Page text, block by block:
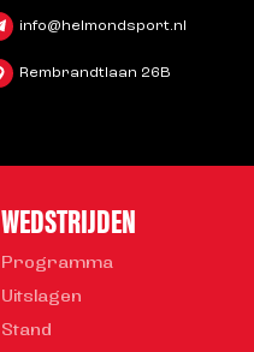
info@helmondsport.nl
Rembrandtlaan 26B
WEDSTRIJDEN
Programma
Uitslagen
Stand